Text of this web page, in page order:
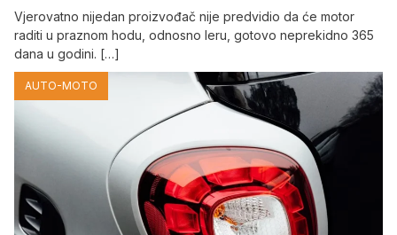
Vjerovatno nijedan proizvođač nije predvidio da će motor
raditi u praznom hodu, odnosno leru, gotovo neprekidno 365
dana u godini. […]
AUTO-MOTO